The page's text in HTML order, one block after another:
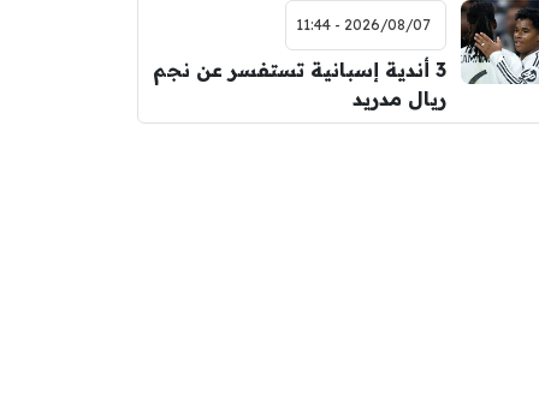
2026/08/07 - 11:44
3 أندية إسبانية تستفسر عن نجم
ريال مدريد